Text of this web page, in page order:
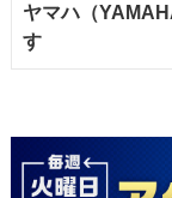
ヤマハ（
す